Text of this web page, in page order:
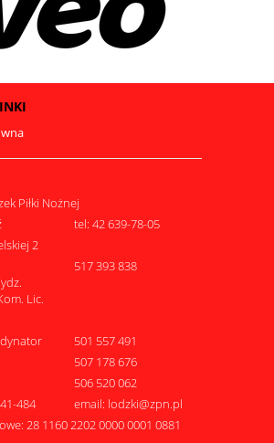
Piłki Nożnej
tel: 42 639-78-05
2
Lic.
517 393 838
501 557 491
507 178 676
506 520 062
484
email: lodzki@zpn.pl
28 1160 2202 0000 0001 0881